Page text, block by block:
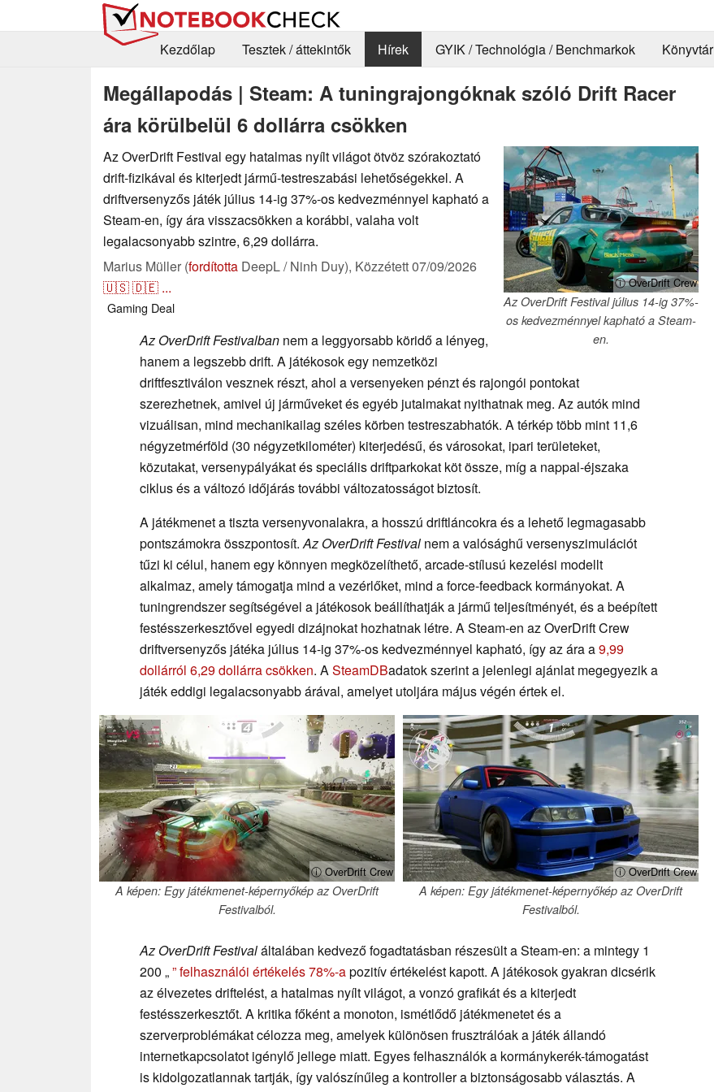
Kezdőlap
Tesztek / áttekintők Hírek GYIK / Technológia / Benchmarkok Könyvtár
Megállapodás | Steam: A tuningrajongóknak szóló Drift Racer
ára körülbelül 6 dollárra csökken
ⓘ OverDrift Crew
Az OverDrift Festival július 14-ig 37%-
os kedvezménnyel kapható a Steam-
en.
Az OverDrift Festival egy hatalmas nyílt világot ötvöz szórakoztató
drift-fizikával és kiterjedt jármű-testreszabási lehetőségekkel. A
driftversenyzős játék július 14-ig 37%-os kedvezménnyel kapható a
Steam-en, így ára visszacsökken a korábbi, valaha volt
legalacsonyabb szintre, 6,29 dollárra.
Marius Müller (fordította DeepL / Ninh Duy), Közzétett07/09/2026
🇺🇸🇩🇪 ...
Gaming Deal
Az OverDrift Festivalban nem a leggyorsabb köridő a lényeg,
hanem a legszebb drift. A játékosok egy nemzetközi
driftfesztiválon vesznek részt, ahol a versenyeken pénzt és rajongói pontokat
szerezhetnek, amivel új járműveket és egyéb jutalmakat nyithatnak meg. Az autók mind
vizuálisan, mind mechanikailag széles körben testreszabhatók. A térkép több mint 11,6
négyzetmérföld (30 négyzetkilométer) kiterjedésű, és városokat, ipari területeket,
közutakat, versenypályákat és speciális driftparkokat köt össze, míg a nappal-éjszaka
ciklus és a változó időjárás további változatosságot biztosít.
A játékmenet a tiszta versenyvonalakra, a hosszú driftláncokra és a lehető legmagasabb
pontszámokra összpontosít.Az OverDrift Festival nem a valósághű versenyszimulációt
tűzi ki célul, hanem egy könnyen megközelíthető, arcade-stílusú kezelési modellt
alkalmaz, amely támogatja mind a vezérlőket, mind a force-feedback kormányokat. A
tuningrendszer segítségével a játékosok beállíthatják a jármű teljesítményét, és a beépített
festésszerkesztővel egyedi dizájnokat hozhatnak létre. A Steam-en az OverDrift Crew
driftversenyzős játéka július 14-ig 37%-os kedvezménnyel kapható, így az ára a9,99
dollárról 6,29 dollárra csökken. ASteamDBadatok szerint a jelenlegi ajánlat megegyezik a
játék eddigi legalacsonyabb árával, amelyet utoljára május végén értek el.
ⓘ OverDrift Crew
A képen: Egy játékmenet-képernyőkép az OverDrift
Festivalból.
ⓘ OverDrift Crew
A képen: Egy játékmenet-képernyőkép az OverDrift
Festivalból.
Az OverDrift Festivaláltalában kedvező fogadtatásban részesült a Steam-en: a mintegy 1
200 „” felhasználói értékelés 78%-apozitív értékelést kapott. A játékosok gyakran dicsérik
az élvezetes driftelést, a hatalmas nyílt világot, a vonzó grafikát és a kiterjedt
festésszerkesztőt. A kritika főként a monoton, ismétlődő játékmenetet és a
szerverproblémákat célozza meg, amelyek különösen frusztrálóak a játék állandó
internetkapcsolatot igénylő jellege miatt. Egyes felhasználók a kormánykerék-támogatást
is kidolgozatlannak tartják, így valószínűleg a kontroller a biztonságosabb választás. A